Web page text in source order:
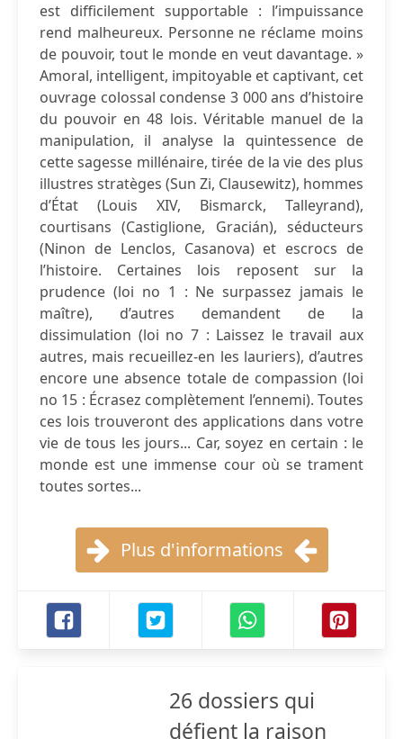
est difficilement supportable : l’impuissance
rend malheureux. Personne ne réclame moins
de pouvoir, tout le monde en veut davantage. »
Amoral, intelligent, impitoyable et captivant, cet
ouvrage colossal condense 3 000 ans d’histoire
du pouvoir en 48 lois. Véritable manuel de la
manipulation, il analyse la quintessence de
cette sagesse millénaire, tirée de la vie des plus
illustres stratèges (Sun Zi, Clausewitz), hommes
d’État (Louis XIV, Bismarck, Talleyrand),
courtisans (Castiglione, Gracián), séducteurs
(Ninon de Lenclos, Casanova) et escrocs de
l’histoire. Certaines lois reposent sur la
prudence (loi no 1 : Ne surpassez jamais le
maître), d’autres demandent de la
dissimulation (loi no 7 : Laissez le travail aux
autres, mais recueillez-en les lauriers), d’autres
encore une absence totale de compassion (loi
no 15 : Écrasez complètement l’ennemi). Toutes
ces lois trouveront des applications dans votre
vie de tous les jours... Car, soyez en certain : le
monde est une immense cour où se trament
toutes sortes...
Plus d'informations
26 dossiers qui
défient la raison